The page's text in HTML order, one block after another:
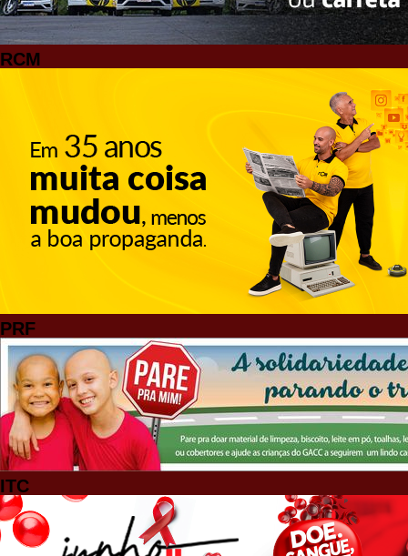
RCM
PRF
ITC